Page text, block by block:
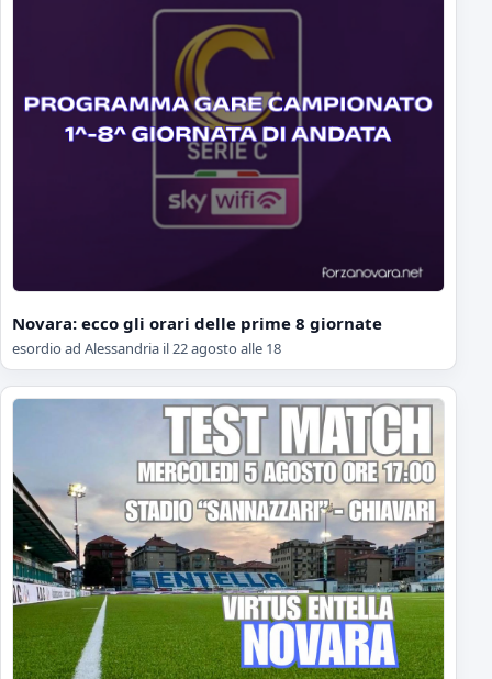
Novara: ecco gli orari delle prime 8 giornate
esordio ad Alessandria il 22 agosto alle 18